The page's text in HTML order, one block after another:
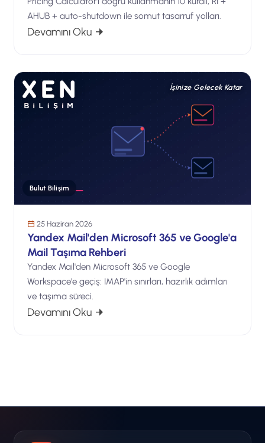
AHUB + auto-shutdown ile somut tasarruf yolları.
Devamını Oku: Azure Fiyat Hesaplama: Pricing
İşinize Gelecek Katar
Bulut Bilişim
25 Haziran 2026
Yandex Mail'den Microsoft 365 ve Google'a
Mail Taşıma Rehberi
Yandex Mail'den Microsoft 365 ve Google
Workspace'e geçiş: IMAP'in sınırları, hazırlık adımları
ve taşıma süreci.
Devamını Oku: Yandex Mail'den Microsoft 365 ve